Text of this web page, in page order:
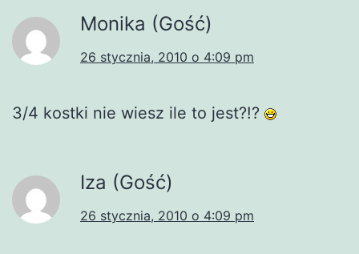
Monika (Gość)
26 stycznia, 2010 o 4:09 pm
3/4 kostki nie wiesz ile to jest?!?
Iza (Gość)
26 stycznia, 2010 o 4:09 pm